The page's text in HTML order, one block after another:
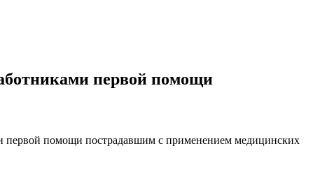
первой помощи
первой помощи пострадавшим с применением медицинских